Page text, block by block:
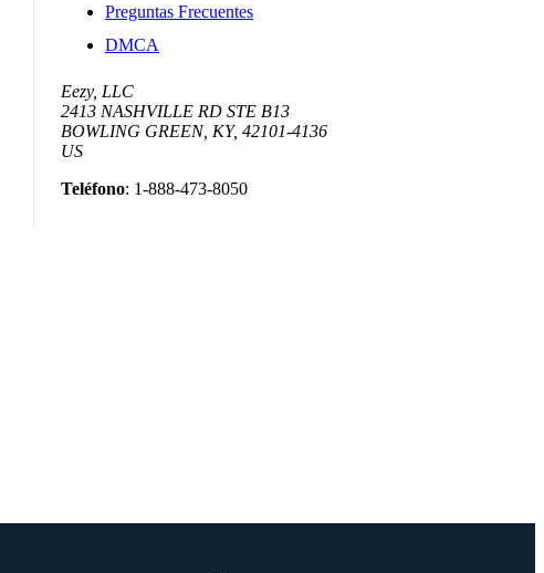
Preguntas Frecuentes
DMCA
Eezy, LLC
2413 NASHVILLE RD STE B13
BOWLING GREEN, KY, 42101-4136
US
Teléfono: 1-888-473-8050